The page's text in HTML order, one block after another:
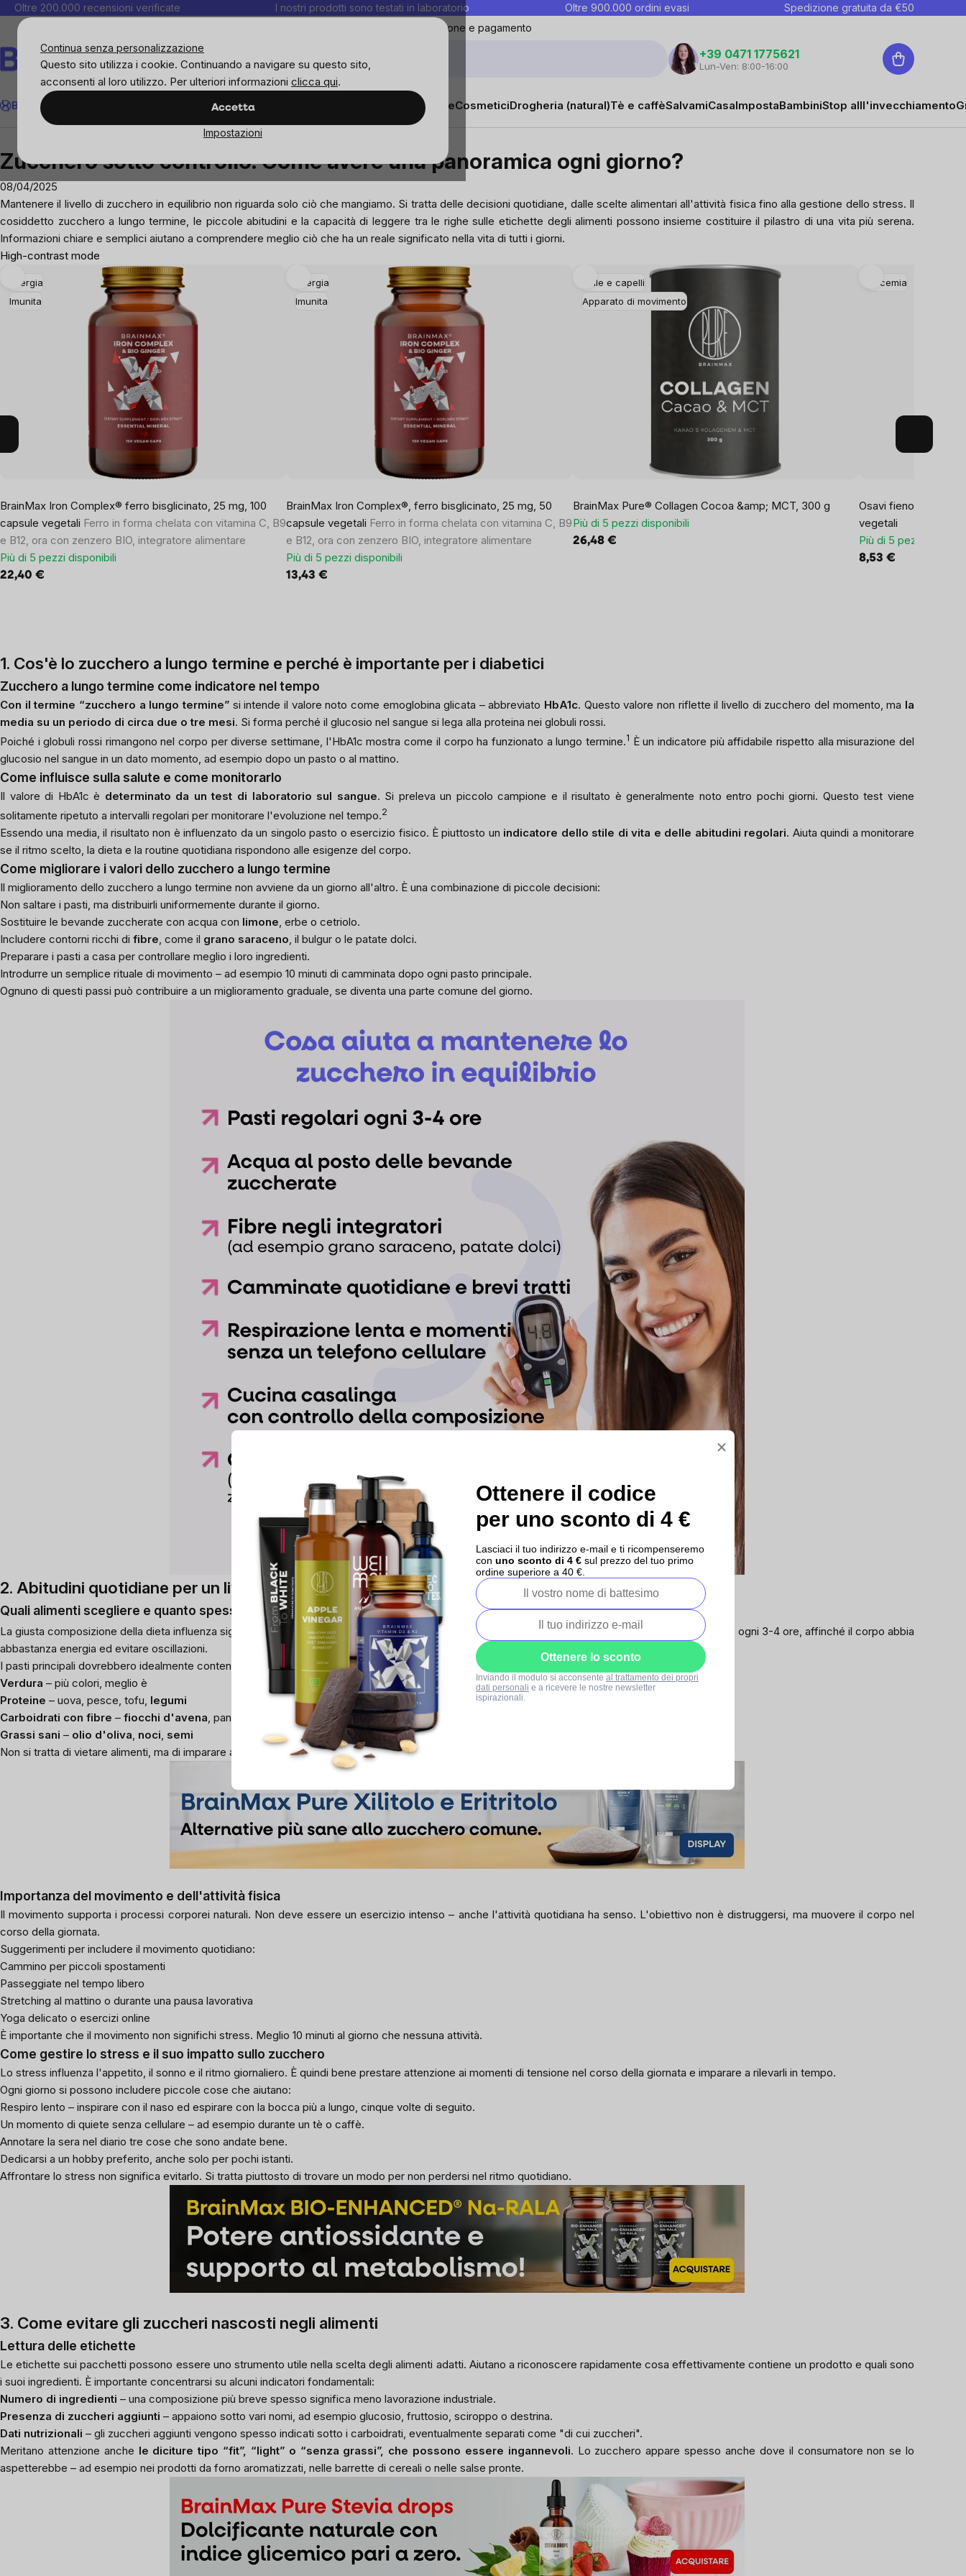
Continua senza personalizzazione
Questo sito utilizza i cookie. Continuando a navigare su questo sito,
acconsenti al loro utilizzo. Per ulteriori informazioni clicca qui.
Accetta
Impostazioni
Salta
contenuto
Oltre 200.000 recensioni verificate I nostri prodotti sono testati in laboratorio Oltre 900.000 ordini evasi Spedizione gratuita da €50
Spedizione e pagamento
Cerca
+39 0471 1775621
Lun-Ven: 8:00-16:00
Carrello
BrainMax AlimentiAlimentazione sana Integratori e vitamineCosmeticiDrogheria (natural)Tè e caffèSalvamiCasaImpostaBambiniStop alll'invecchiamento
Zucchero sotto controllo: Come avere una panoramica ogni giorno?
Zucchero sotto controllo: Come avere una panoramica ogni giorno?
08/04/2025
Mantenere il livello di zucchero in equilibrio non riguarda solo ciò che mangiamo. Si tratta delle decisioni quotidiane, dalle scelte alimentari all'attività fisica fino alla gestione dello stress. Il
cosiddetto zucchero a lungo termine, le piccole abitudini e la capacità di leggere tra le righe sulle etichette degli alimenti possono insieme costituire il pilastro di una vita più serena.
Informazioni chiare e semplici aiutano a comprendere meglio ciò che ha un reale significato nella vita di tutti i giorni.
High-contrast mode
Energia
Imunita
BrainMax Iron Complex® ferro bisglicinato, 25 mg, 100
capsule vegetali Ferro in forma chelata con vitamina C, B9
e B12, ora con zenzero BIO, integratore alimentare
Più di 5 pezzi disponibili
22,40 €
Energia
Imunita
BrainMax Iron Complex®, ferro bisglicinato, 25 mg, 50
capsule vegetali Ferro in forma chelata con vitamina C, B9
e B12, ora con zenzero BIO, integratore alimentare
Più di 5 pezzi disponibili
13,43 €
Pelle e capelli
Apparato di movimento
BrainMax Pure® Collagen Cocoa &amp; MCT, 300 g
Più di 5 pezzi disponibili
26,48 €
Glicemia
Osavi fieno greco,
vegetali
Più di 5 pezzi
8,53 €
1. Cos'è lo zucchero a lungo termine e perché è importante per i diabetici
Zucchero a lungo termine come indicatore nel tempo
Con il termine “zucchero a lungo termine”si intende il valore noto come emoglobina glicata – abbreviato HbA1c. Questo valore non riflette il livello di zucchero del momento, ma la
media su un periodo di circa due o tre mesi. Si forma perché il glucosio nel sangue si lega alla proteina nei globuli rossi.
Poiché i globuli rossi rimangono nel corpo per diverse settimane, l'HbA1c mostra come il corpo ha funzionato a lungo termine.1 È un indicatore più affidabile rispetto alla misurazione del
glucosio nel sangue in un dato momento, ad esempio dopo un pasto o al mattino.
Come influisce sulla salute e come monitorarlo
Il valore di HbA1c è determinato da un test di laboratorio sul sangue. Si preleva un piccolo campione e il risultato è generalmente noto entro pochi giorni. Questo test viene
solitamente ripetuto a intervalli regolari per monitorare l'evoluzione nel tempo.2
Essendo una media, il risultato non è influenzato da un singolo pasto o esercizio fisico. È piuttosto un indicatore dello stile di vita e delle abitudini regolari. Aiuta quindi a monitorare
se il ritmo scelto, la dieta e la routine quotidiana rispondono alle esigenze del corpo.
Come migliorare i valori dello zucchero a lungo termine
Il miglioramento dello zucchero a lungo termine non avviene da un giorno all'altro. È una combinazione di piccole decisioni:
Non saltare i pasti, ma distribuirli uniformemente durante il giorno.
Sostituire le bevande zuccherate con acqua con limone , erbe o cetriolo.
Includere contorni ricchi di fibre , come il grano saraceno , il bulgur o le patate dolci.
Preparare i pasti a casa per controllare meglio i loro ingredienti.
Introdurre un semplice rituale di movimento – ad esempio 10 minuti di camminata dopo ogni pasto principale.
Ognuno di questi passi può contribuire a un miglioramento graduale, se diventa una parte comune del giorno.
2. Abitudini quotidiane per un livello di zucchero stabile nel sangue
Quali alimenti scegliere e quanto spesso mangiare
La giusta composizione della dieta influenza significativamente il benessere generale durante il giorno. La base è la regolarità3 – idealmente mangiare ogni 3-4 ore, affinché il corpo abbia
abbastanza energia ed evitare oscillazioni.
I pasti principali dovrebbero idealmente contenere una combinazione di questi elementi:
Verdura – più colori, meglio è
Proteine – uova, pesce, tofu, legumi
Carboidrati con fibre – fiocchi d'avena , pane di segale, couscous integrale
Grassi sani – olio d'oliva noci semi
Non si tratta di vietare alimenti, ma di imparare a combinarli in modo che il corpo riceva nutrienti in modo uniforme.
Importanza del movimento e dell'attività fisica
Il movimento supporta i processi corporei naturali. Non deve essere un esercizio intenso – anche l'attività quotidiana ha senso. L'obiettivo non è distruggersi, ma muovere il corpo nel
corso della giornata.
Suggerimenti per includere il movimento quotidiano:
Cammino per piccoli spostamenti
Passeggiate nel tempo libero
Stretching al mattino o durante una pausa lavorativa
Yoga delicato o esercizi online
È importante che il movimento non significhi stress. Meglio 10 minuti al giorno che nessuna attività.
Come gestire lo stress e il suo impatto sullo zucchero
Lo stress influenza l'appetito, il sonno e il ritmo giornaliero. È quindi bene prestare attenzione ai momenti di tensione nel corso della giornata e imparare a rilevarli in tempo.
Ogni giorno si possono includere piccole cose che aiutano:
Respiro lento – inspirare con il naso ed espirare con la bocca più a lungo, cinque volte di seguito.
Un momento di quiete senza cellulare – ad esempio durante un tè o caffè.
Annotare la sera nel diario tre cose che sono andate bene.
Dedicarsi a un hobby preferito, anche solo per pochi istanti.
Affrontare lo stress non significa evitarlo. Si tratta piuttosto di trovare un modo per non perdersi nel ritmo quotidiano.
3. Come evitare gli zuccheri nascosti negli alimenti
Lettura delle etichette
Le etichette sui pacchetti possono essere uno strumento utile nella scelta degli alimenti adatti. Aiutano a riconoscere rapidamente cosa effettivamente contiene un prodotto e quali sono
i suoi ingredienti. È importante concentrarsi su alcuni indicatori fondamentali:
Numero di ingredienti – una composizione più breve spesso significa meno lavorazione industriale.
Presenza di zuccheri aggiunti – appaiono sotto vari nomi, ad esempio glucosio, fruttosio, sciroppo o destrina.
Dati nutrizionali – gli zuccheri aggiunti vengono spesso indicati sotto i carboidrati, eventualmente separati come "di cui zuccheri".
Meritano attenzione anche le diciture tipo “fit”, “light” o “senza grassi”, che possono essere ingannevoli. Lo zucchero appare spesso anche dove il consumatore non se lo
aspetterebbe – ad esempio nei prodotti da forno aromatizzati, nelle barrette di cereali o nelle salse pronte.
×
Ottenere il codice
per uno sconto di 4 €
Lasciaci il tuo indirizzo e-mail e ti ricompenseremo
con uno sconto di 4 € sul prezzo del tuo primo
ordine superiore a 40 €.
Ottenere lo sconto
Inviando il modulo si acconsente al trattamento dei propri
dati personali e a ricevere le nostre newsletter
ispirazionali.